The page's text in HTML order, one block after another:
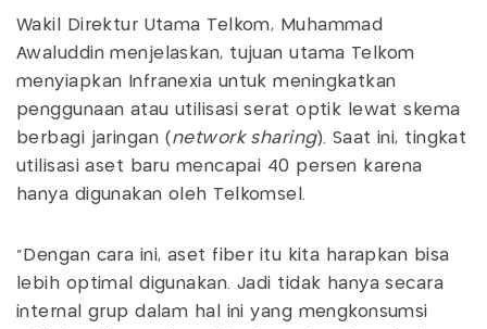
Wakil Direktur Utama Telkom, Muhammad
Awaluddin menjelaskan, tujuan utama Telkom
menyiapkan Infranexia untuk meningkatkan
penggunaan atau utilisasi serat optik lewat skema
berbagi jaringan ( network sharing). Saat ini, tingkat
utilisasi aset baru mencapai 40 persen karena
hanya digunakan oleh Telkomsel.
"Dengan cara ini, aset fiber itu kita harapkan bisa
lebih optimal digunakan. Jadi tidak hanya secara
internal grup dalam hal ini yang mengkonsumsi